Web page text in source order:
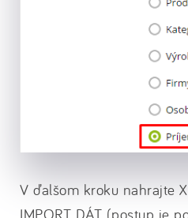
V ďalšom kroku nahrajte
IMPORT DÁT (postup je